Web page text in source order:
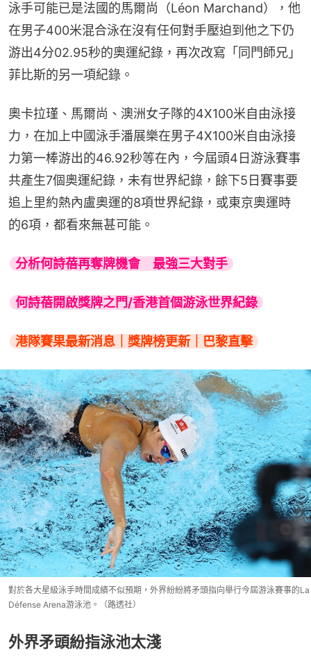
泳手可能已是法國的馬爾尚（Léon Marchand），他
在男子400米混合泳在沒有任何對手壓迫到他之下仍
游出4分02.95秒的奧運紀錄，再次改寫「同門師兄」
菲比斯的另一項紀錄。
奧卡拉瑾、馬爾尚、澳洲女子隊的4X100米自由泳接
力，在加上中國泳手潘展樂在男子4X100米自由泳接
力第一棒游出的46.92秒等在內，今屆頭4日游泳賽事
共產生7個奧運紀錄，未有世界紀錄，餘下5日賽事要
追上里約熱內盧奧運的8項世界紀錄，或東京奧運時
的6項，都看來無甚可能。
分析何詩蓓再奪牌機會　最強三大對手
何詩蓓開啟獎牌之門/香港首個游泳世界紀錄
港隊賽果最新消息｜獎牌榜更新｜巴黎直擊
對於各大星級泳手時間成績不似預期，外界紛紛將矛頭指向舉行今屆游泳賽事的La
Défense Arena游泳池。（路透社）
外界矛頭紛指泳池太淺